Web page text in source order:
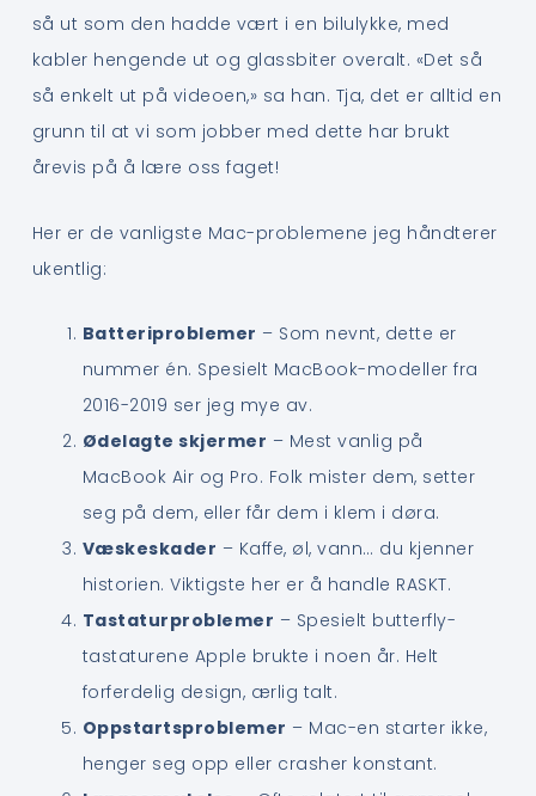
så ut som den hadde vært i en bilulykke, med
kabler hengende ut og glassbiter overalt. «Det så
så enkelt ut på videoen,» sa han. Tja, det er alltid en
grunn til at vi som jobber med dette har brukt
årevis på å lære oss faget!
Her er de vanligste Mac-problemene jeg håndterer
ukentlig:
Batteriproblemer – Som nevnt, dette er
nummer én. Spesielt MacBook-modeller fra
2016-2019 ser jeg mye av.
Ødelagte skjermer – Mest vanlig på
MacBook Air og Pro. Folk mister dem, setter
seg på dem, eller får dem i klem i døra.
Væskeskader – Kaffe, øl, vann… du kjenner
historien. Viktigste her er å handle RASKT.
Tastaturproblemer – Spesielt butterfly-
tastaturene Apple brukte i noen år. Helt
forferdelig design, ærlig talt.
Oppstartsproblemer – Mac-en starter ikke,
henger seg opp eller crasher konstant.